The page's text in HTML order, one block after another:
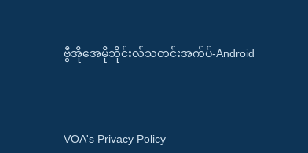
ဗွီအိုအေမိုဘိုင်းလ်သတင်းအက်ပ်-Android
VOA's Privacy Policy